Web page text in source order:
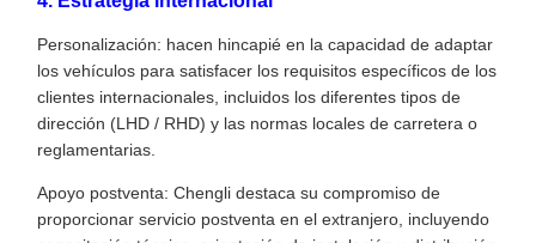
Personalización: hacen hincapié en la capacidad de adaptar
los vehículos para satisfacer los requisitos específicos de los
clientes internacionales, incluidos los diferentes tipos de
dirección (LHD / RHD) y las normas locales de carretera o
reglamentarias.
Apoyo postventa: Chengli destaca su compromiso de
proporcionar servicio postventa en el extranjero, incluyendo